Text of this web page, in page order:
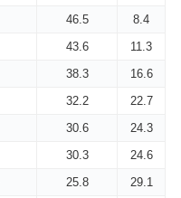
46.5
8.4
43.6
11.3
38.3
16.6
32.2
22.7
30.6
24.3
30.3
24.6
25.8
29.1